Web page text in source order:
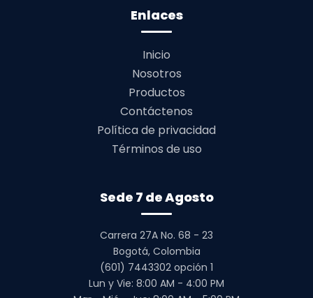
Enlaces
Inicio
Nosotros
Productos
Contáctenos
Política de privacidad
Términos de uso
Sede 7 de Agosto
Carrera 27A No. 68 - 23
Bogotá, Colombia
(601) 7443302 opción 1
Lun y Vie: 8:00 AM - 4:00 PM